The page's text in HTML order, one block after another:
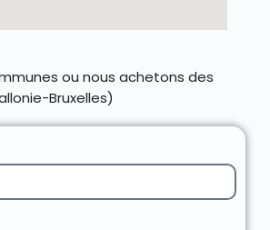
ou nous achetons des
Bruxelles)